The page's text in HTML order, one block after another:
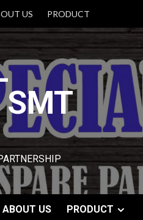
US PRODUCT
SMT
ABOUT US PRODUCT